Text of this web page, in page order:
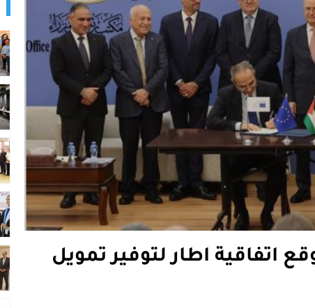
اتفاقية اطار لتوفير تمويل